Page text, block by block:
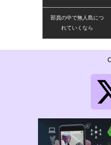
部員の中で無人島につ
れていくなら